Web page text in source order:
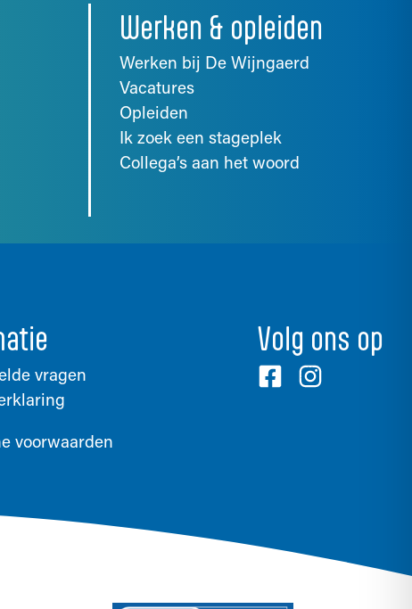
Werken & opleiden
Werken bij De Wijngaerd
Vacatures
Opleiden
Ik zoek een stageplek
Collega’s aan het woord
vragen
voorwaarden
Volg ons op